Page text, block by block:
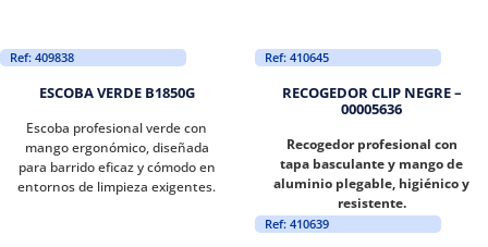
Ref: 409838
ESCOBA VERDE B1850G
Escoba profesional verde con
mango ergonómico, diseñada
para barrido eficaz y cómodo en
entornos de limpieza exigentes.
Ref: 410645
RECOGEDOR CLIP NEGRE –
00005636
Recogedor profesional con
tapa basculante y mango de
aluminio plegable, higiénico y
resistente.
Ref: 410639